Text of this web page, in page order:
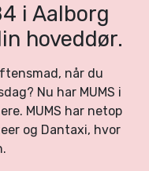
i Aalborg
hoveddør.
når du
Nu har MUMS i
MUMS har netop
og Dantaxi, hvor